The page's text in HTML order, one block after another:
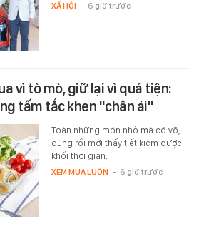
XÃ HỘI - 6 giờ trước
vì tò mò, giữ lại vì quá tiện:
tấm tắc khen "chân ái"
Toàn những món nhỏ mà có võ,
dùng rồi mới thấy tiết kiệm được
khối thời gian.
XEM MUA LUÔN - 6 giờ trước